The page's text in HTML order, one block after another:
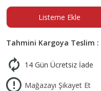
Listeme Ekle
Tahmini Kargoya Teslim :
14 Gün Ücretsiz İade
Mağazayı Şikayet Et